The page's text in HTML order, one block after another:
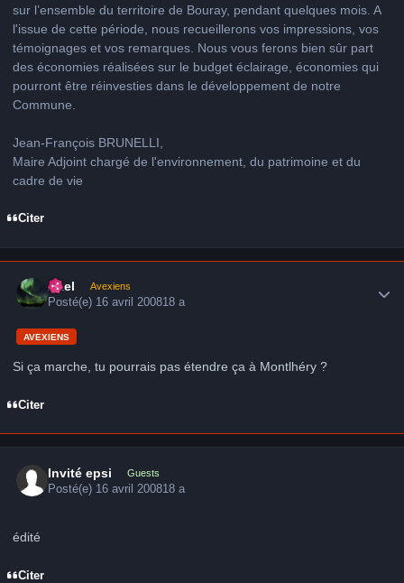
sur l’ensemble du territoire de Bouray, pendant quelques mois. A
l'issue de cette période, nous recueillerons vos impressions, vos
témoignages et vos remarques. Nous vous ferons bien sûr part
des économies réalisées sur le budget éclairage, économies qui
pourront être réinvesties dans le développement de notre
Commune.
Jean-François BRUNELLI,
Maire Adjoint chargé de l'environnement, du patrimoine et du
cadre de vie
Citer
Axel Avexiens
Posté(e) 16 avril 200818 a
AVEXIENS
Si ça marche, tu pourrais pas étendre ça à Montlhéry ?
Citer
Invité epsi Guests
Posté(e) 16 avril 200818 a
édité
Citer